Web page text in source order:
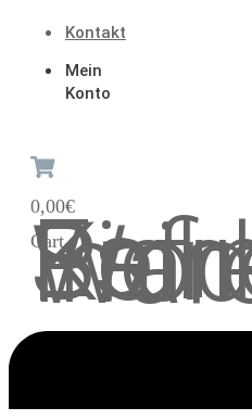
Kontakt
Mein
Konto
0,00€
Cart
Es Befinden Sich